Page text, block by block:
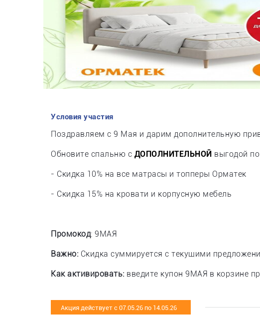
Условия участия
Поздравляем с 9 Мая и дарим дополнительную
Обновите спальню с ДОПОЛНИТЕЛЬНОЙ выгодой
- Скидка 10% на все матрасы и топперы Орматек
- Скидка 15% на кровати и корпусную мебель
Промокод: 9МАЯ
Важно: Скидка суммируется с текущими
Как активировать: введите купон 9МАЯ в корзине
Акция действует с 07.05.26 по 14.05.26